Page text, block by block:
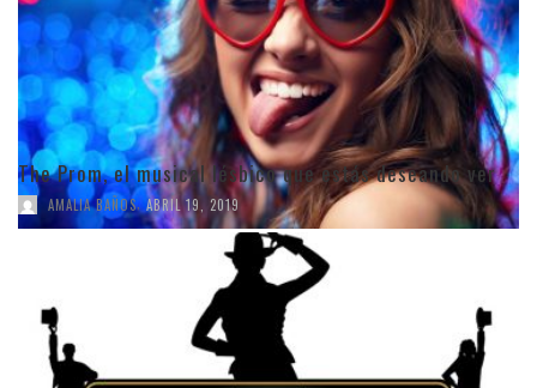
The Prom, el musical lésbico que estás deseando ver
AMALIA BAÑOS, ABRIL 19, 2019